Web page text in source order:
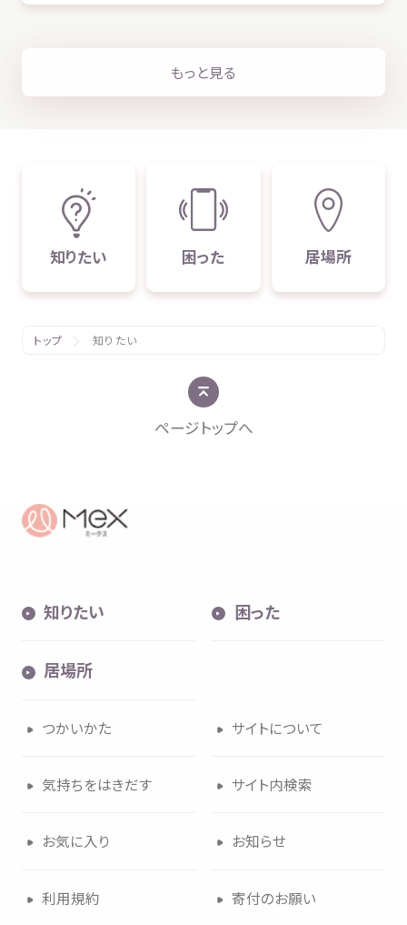
もっと見る
知りたい 困った 居場所
トップ 知りたい
ページトップへ
知りたい 困った
居場所
つかいかた サイトについて
気持ちをはきだす サイト内検索
お気に入り お知らせ
利用規約 寄付のお願い